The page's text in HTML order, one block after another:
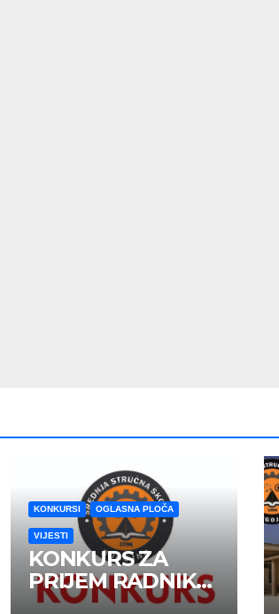
KONKURSI OGLASNA PLOČA
VIJESTI
KONKURS ZA
PRIJEM RADNIKA
U RADNI ODNOS